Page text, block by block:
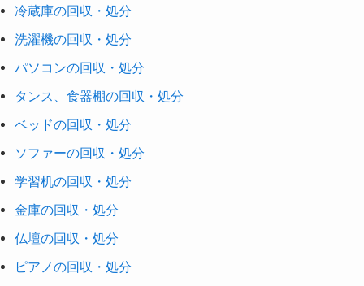
冷蔵庫の回収・処分
洗濯機の回収・処分
パソコンの回収・処分
タンス、食器棚の回収・処分
ベッドの回収・処分
ソファーの回収・処分
学習机の回収・処分
金庫の回収・処分
仏壇の回収・処分
ピアノの回収・処分